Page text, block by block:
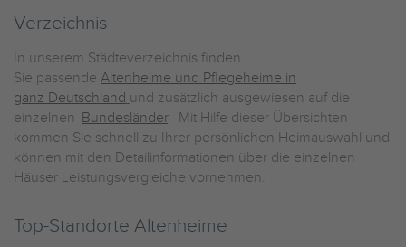
Verzeichnis
In unserem Städteverzeichnis finden
Sie passende Altenheime und Pflegeheime in
ganz Deutschland und zusätzlich ausgewiesen auf die
einzelnen Bundesländer. Mit Hilfe dieser Übersichten
kommen Sie schnell zu Ihrer persönlichen Heimauswahl und
können mit den Detailinformationen über die einzelnen
Häuser Leistungsvergleiche vornehmen.
Top-Standorte Altenheime